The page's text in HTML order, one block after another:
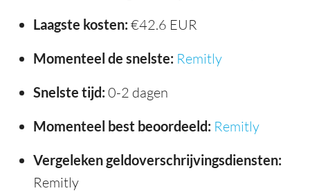
Laagste kosten: €42.6 EUR
Momenteel de snelste: Remitly
Snelste tijd: 0-2 dagen
Momenteel best beoordeeld: Remitly
Vergeleken geldoverschrijvingsdiensten:
Remitly